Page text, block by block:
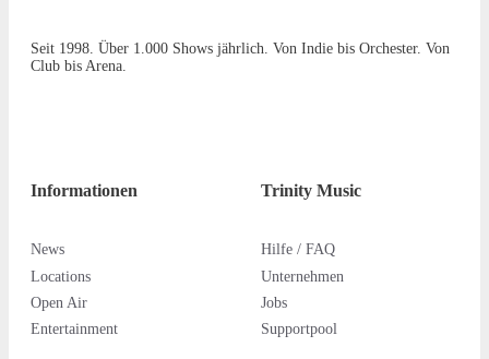
Seit 1998. Über 1.000 Shows jährlich. Von Indie bis Orchester. Von
Club bis Arena.
Informationen
News
Locations
Open Air
Entertainment
Trinity Music
Hilfe / FAQ
Unternehmen
Jobs
Supportpool